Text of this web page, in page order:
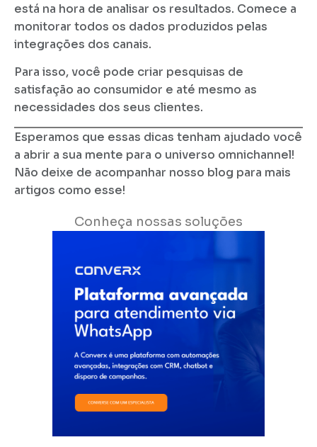
está na hora de analisar os resultados. Comece a
monitorar todos os dados produzidos pelas
integrações dos canais.
Para isso, você pode criar pesquisas de
satisfação ao consumidor e até mesmo as
necessidades dos seus clientes.
Esperamos que essas dicas tenham ajudado você
a abrir a sua mente para o universo omnichannel!
Não deixe de acompanhar nosso blog para mais
artigos como esse!
Conheça nossas soluções